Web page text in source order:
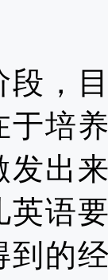
段，
于培
发出
英语
到的